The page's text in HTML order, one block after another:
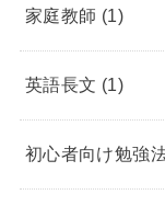
家庭教師 (1)
英語長文 (1)
初心者向け勉強